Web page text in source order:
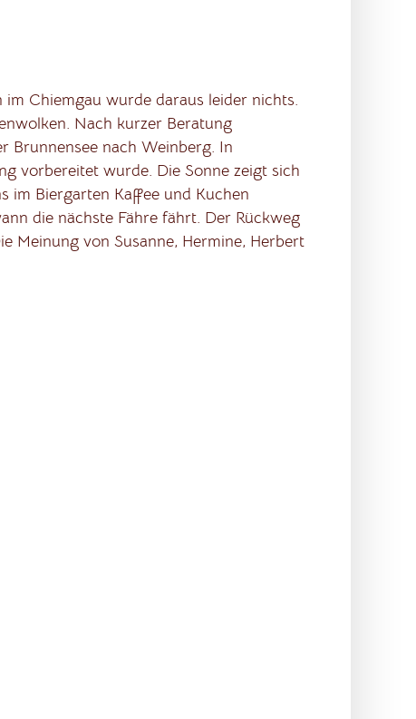
Chiemgau wurde daraus leider nichts.
Nach kurzer Beratung
Brunnensee nach Weinberg. In
vorbereitet wurde. Die Sonne zeigt sich
im Biergarten Kaffee und Kuchen
die nächste Fähre fährt. Der Rückweg
Meinung von Susanne, Hermine, Herbert